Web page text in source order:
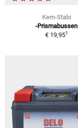
Kern-Stabi
-Prismabussen
€ 19,951